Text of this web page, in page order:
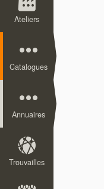
Ateliers
Catalogues
Annuaires
Trouvailles